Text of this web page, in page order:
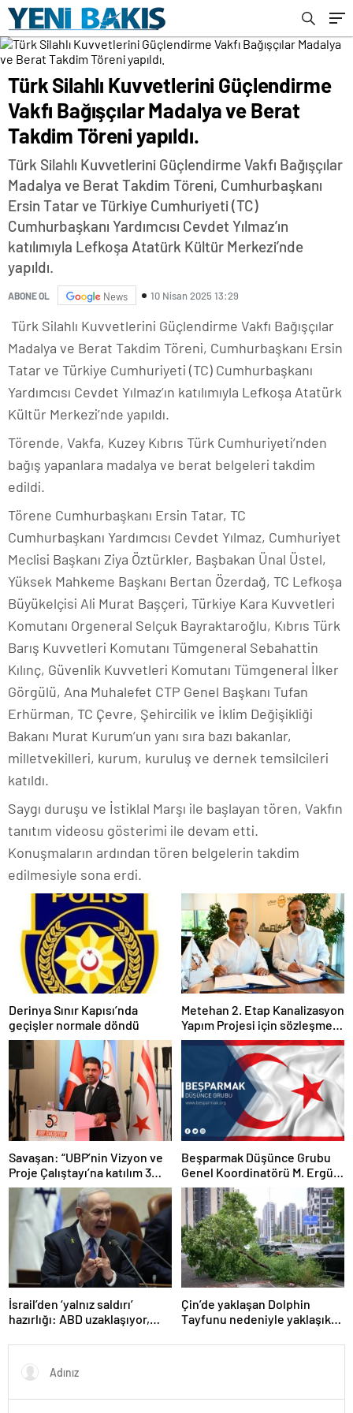
Türk Silahlı Kuvvetlerini Güçlendirme
Vakfı Bağışçılar Madalya ve Berat
Takdim Töreni yapıldı.
Türk Silahlı Kuvvetlerini Güçlendirme Vakfı Bağışçılar
Madalya ve Berat Takdim Töreni, Cumhurbaşkanı
Ersin Tatar ve Türkiye Cumhuriyeti (TC)
Cumhurbaşkanı Yardımcısı Cevdet Yılmaz’ın
katılımıyla Lefkoşa Atatürk Kültür Merkezi’nde
yapıldı.
ABONE OL News 10 Nisan 2025 13:29
Türk Silahlı Kuvvetlerini Güçlendirme Vakfı Bağışçılar
Madalya ve Berat Takdim Töreni, Cumhurbaşkanı Ersin
Tatar ve Türkiye Cumhuriyeti (TC) Cumhurbaşkanı
Yardımcısı Cevdet Yılmaz’ın katılımıyla Lefkoşa Atatürk
Kültür Merkezi’nde yapıldı.
Törende, Vakfa, Kuzey Kıbrıs Türk Cumhuriyeti’nden
bağış yapanlara madalya ve berat belgeleri takdim
edildi.
Törene Cumhurbaşkanı Ersin Tatar, TC
Cumhurbaşkanı Yardımcısı Cevdet Yılmaz, Cumhuriyet
Meclisi Başkanı Ziya Öztürkler, Başbakan Ünal Üstel,
Yüksek Mahkeme Başkanı Bertan Özerdağ, TC Lefkoşa
Büyükelçisi Ali Murat Başçeri, Türkiye Kara Kuvvetleri
Komutanı Orgeneral Selçuk Bayraktaroğlu, Kıbrıs Türk
Barış Kuvvetleri Komutanı Tümgeneral Sebahattin
Kılınç, Güvenlik Kuvvetleri Komutanı Tümgeneral İlker
Görgülü, Ana Muhalefet CTP Genel Başkanı Tufan
Erhürman, TC Çevre, Şehircilik ve İklim Değişikliği
Bakanı Murat Kurum’un yanı sıra bazı bakanlar,
milletvekilleri, kurum, kuruluş ve dernek temsilcileri
katıldı.
Saygı duruşu ve İstiklal Marşı ile başlayan tören, Vakfın
tanıtım videosu gösterimi ile devam etti.
Konuşmaların ardından tören belgelerin takdim
edilmesiyle sona erdi.
Derinya Sınır Kapısı’nda
geçişler normale döndü
Metehan 2. Etap Kanalizasyon
Yapım Projesi için sözleşme
imzalandı
Savaşan: “UBP’nin Vizyon ve
Proje Çalıştayı’na katılım 3
bini aştı”
Beşparmak Düşünce Grubu
Genel Koordinatörü M. Ergün
Olgun
İsrail’den ‘yalnız saldırı’
hazırlığı: ABD uzaklaşıyor,
kana doymuyor
Çin’de yaklaşan Dolphin
Tayfunu nedeniyle yaklaşık